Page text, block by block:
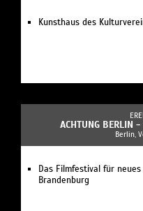
Kunsthaus des
ACHTUNG BERLIN
Berlin,
Das Filmfestival für
Brandenburg